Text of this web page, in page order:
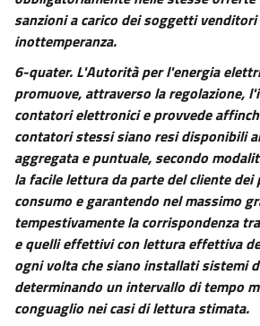
sanzioni a carico dei soggetti
inottemperanza.
6-quater. L'Autorità per l'energia
promuove, attraverso la regolazione,
contatori elettronici e provvede
contatori stessi siano resi disponibili
aggregata e puntuale, secondo
la facile lettura da parte del cliente
consumo e garantendo nel massimo
tempestivamente la corrispondenza
e quelli effettivi con lettura effettiva
ogni volta che siano installati sistemi
determinando un intervallo di tempo
conguaglio nei casi di lettura stimata.